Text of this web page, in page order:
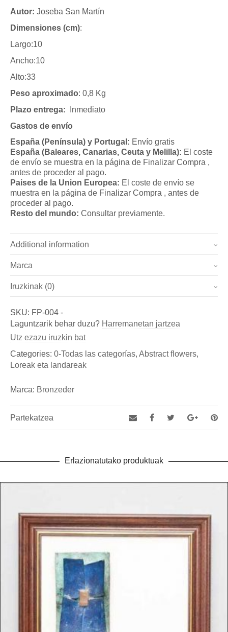
Autor: Joseba San Martín
Dimensiones (cm):
Largo:10
Ancho:10
Alto:33
Peso aproximado: 0,8 Kg
Plazo entrega:
Inmediato
Gastos de envío
España (Península) y Portugal: Envío gratis
España (Baleares, Canarias, Ceuta y Melilla): El coste
de envío se muestra en la página de Finalizar Compra ,
antes de proceder al pago.
Paises de la Union Europea: El coste de envío se
muestra en la página de Finalizar Compra , antes de
proceder al pago.
Resto del mundo: Consultar previamente.
Additional information
Pesoa
Dimentsioak 10 × 10 × 33 cm
Marca
Marca
Bronzeder
Fundicion de Figuras de bronce y esculturas, así como
de Aldabas y Pomos de bronce para puertas exteriores
Iruzkinak (0)
Izan zaitez lehena "Flopop 4 (Ref.: FP-004)"-ri buruzko
iritzia ematen
SKU: FP-004 -
Laguntzarik behar duzu? Harremanetan jartzea
Utz ezazu iruzkin bat
Categories: 0-Todas las categorías, Abstract flowers,
Loreak eta landareak
Marca: Bronzeder
Partekatzea
Erlazionatutako produktuak